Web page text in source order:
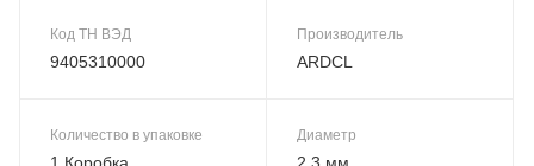
Код ТН ВЭД
9405310000
Производитель
ARDCL
Количество в упаковке Диаметр